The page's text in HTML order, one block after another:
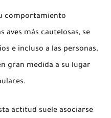
comportamiento
más cautelosas, se
e incluso a las personas.
gran medida a su lugar
actitud suele asociarse